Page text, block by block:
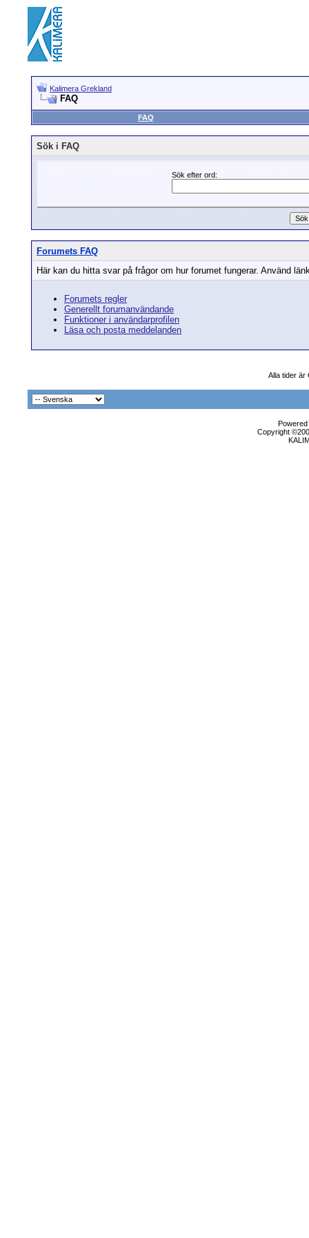
Kalimera Grekland
FAQ
FAQ
Sök i FAQ
Sök efter ord:
Forumets FAQ
Här kan du hitta svar på frågor om hur forumet fungerar. Använd
Forumets regler
Generellt forumanvändande
Funktioner i användarprofilen
Läsa och posta meddelanden
Alla tider är
Copyright